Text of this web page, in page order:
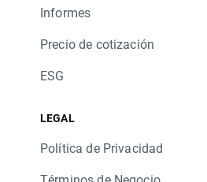
Informes
Precio de cotización
ESG
LEGAL
Política de Privacidad